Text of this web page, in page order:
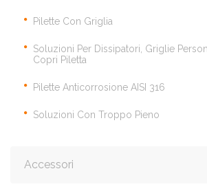
Pilette Con Griglia
Soluzioni Per Dissipatori, Griglie
Copri Piletta
Pilette Anticorrosione AISI 316
Soluzioni Con Troppo Pieno
Accessori